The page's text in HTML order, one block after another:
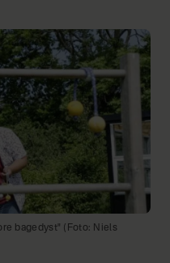
bagedyst" (Foto: Niels